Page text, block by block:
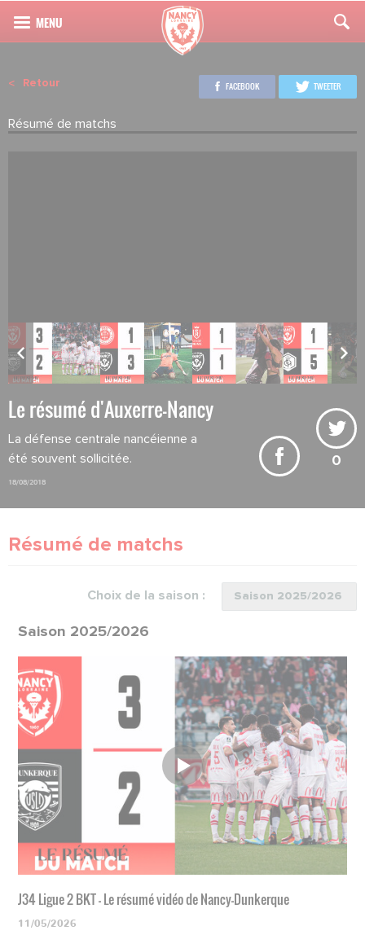
Retour
Résumé de matchs
FACEBOOK TWEETER
Le résumé d'Auxerre-Nancy
La défense centrale nancéienne a
été souvent sollicitée.
18/08/2018
0
Résumé de matchs
Choix de la saison :
Saison 2025/2026
J34 Ligue 2 BKT - Le résumé vidéo de Nancy-Dunkerque
11/05/2026